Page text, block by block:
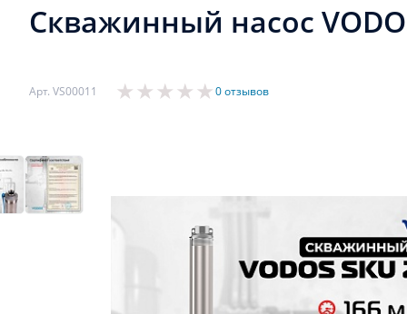
Скважинный насос
Арт. VS00011 0 отзывов